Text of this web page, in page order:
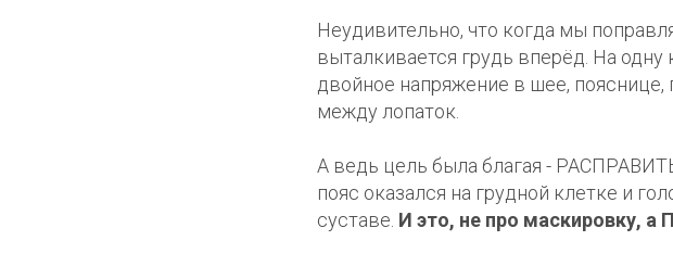
Неудивительно, что когда мы
выталкивается грудь вперёд. На
двойное напряжение в шее,
между лопаток.
А ведь цель была благая -
пояс оказался на грудной клетке и
суставе. И это, не про маскировку,